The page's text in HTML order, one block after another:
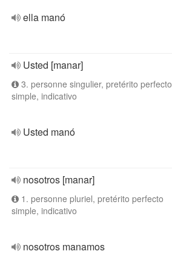
ella manó
Usted [manar]
3. personne singulier, pretérito perfecto
simple, indicativo
Usted manó
nosotros [manar]
1. personne pluriel, pretérito perfecto
simple, indicativo
nosotros manamos